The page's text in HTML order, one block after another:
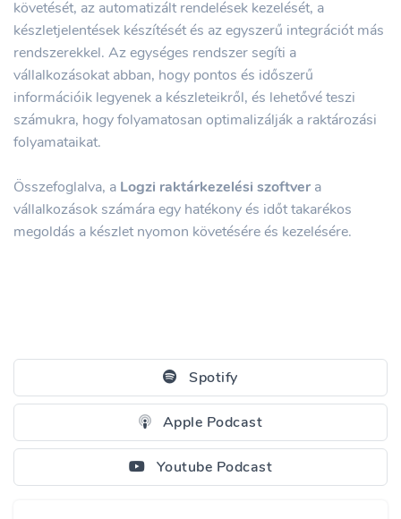
követését, az automatizált rendelések kezelését, a
készletjelentések készítését és az egyszerű integrációt más
rendszerekkel. Az egységes rendszer segíti a
vállalkozásokat abban, hogy pontos és időszerű
információik legyenek a készleteikről, és lehetővé teszi
számukra, hogy folyamatosan optimalizálják a raktározási
folyamataikat.
Összefoglalva, a Logzi raktárkezelési szoftver a
vállalkozások számára egy hatékony és időt takarékos
megoldás a készlet nyomon követésére és kezelésére.
Spotify
Apple Podcast
Youtube Podcast